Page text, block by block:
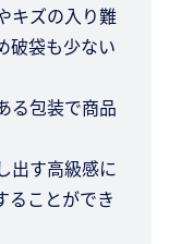
キズの入り難
破袋も少ない
る包装で商品
出す高級感に
ることができ